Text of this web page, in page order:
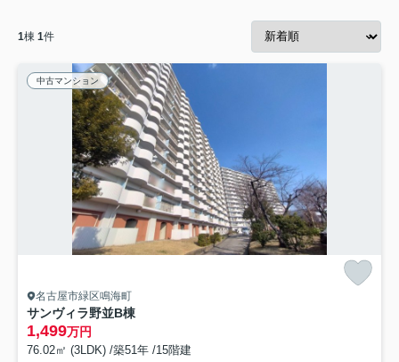
1棟 1件
中古マンション
名古屋市緑区鳴海町
サンヴィラ野並B棟
1,499万円
76.02㎡ (3LDK) /築51年 /15階建